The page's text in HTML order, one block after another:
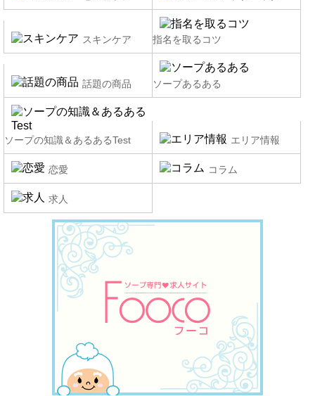
スキンケア 指名を取るコツ
話題の商品 ソープあるある
ソープの知識＆あるあるTest エリア情報
恋愛 コラム
求人